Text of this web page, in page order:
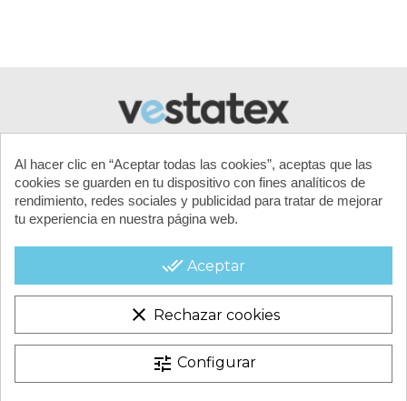
CONTACTA CON NOSOTROS
CONDICIONES COMERCIALES
Al hacer clic en “Aceptar todas las cookies”, aceptas que las
cookies se guarden en tu dispositivo con fines analíticos de
rendimiento, redes sociales y publicidad para tratar de mejorar
tu experiencia en nuestra página web.
done_all Aceptar
clear Rechazar cookies
tune Configurar